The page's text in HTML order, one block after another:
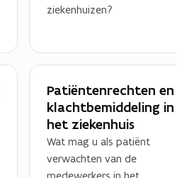
ziekenhuizen?
Patiëntenrechten en
klachtbemiddeling in
het ziekenhuis
Wat mag u als patiënt
verwachten van de